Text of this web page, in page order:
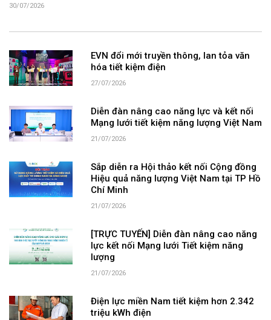
30/07/2026
EVN đổi mới truyền thông, lan tỏa văn
hóa tiết kiệm điện
27/07/2026
Diễn đàn nâng cao năng lực và kết nối
Mạng lưới tiết kiệm năng lượng Việt Nam
21/07/2026
Sắp diễn ra Hội thảo kết nối Cộng đồng
Hiệu quả năng lượng Việt Nam tại TP Hồ
Chí Minh
21/07/2026
[TRỰC TUYẾN] Diễn đàn nâng cao năng
lực kết nối Mạng lưới Tiết kiệm năng
lượng
21/07/2026
Điện lực miền Nam tiết kiệm hơn 2.342
triệu kWh điện